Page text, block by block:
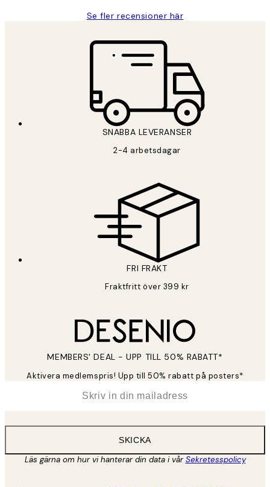
Se fler recensioner här
SNABBA LEVERANSER
2-4 arbetsdagar
FRI FRAKT
Fraktfritt över 399 kr
MEMBERS' DEAL - UPP TILL 50% RABATT*
Aktivera medlemspris! Upp till 50% rabatt på posters*
SKICKA
Läs gärna om hur vi hanterar din data i vårSekretesspolicy